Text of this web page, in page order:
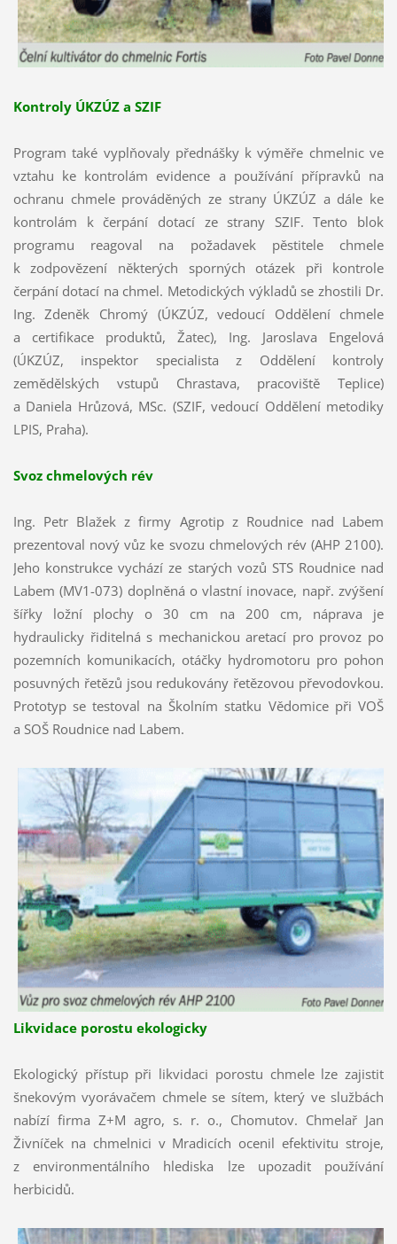
Kontroly ÚKZÚZ a SZIF
Program také vyplňovaly přednášky k výměře chmelnic ve
vztahu ke kontrolám evidence a používání přípravků na
ochranu chmele prováděných ze strany ÚKZÚZ a dále ke
kontrolám k čerpání dotací ze strany SZIF. Tento blok
programu reagoval na požadavek pěstitele chmele
k zodpovězení některých sporných otázek při kontrole
čerpání dotací na chmel. Metodických výkladů se zhostili Dr.
Ing. Zdeněk Chromý (ÚKZÚZ, vedoucí Oddělení chmele
a certifikace produktů, Žatec), Ing. Jaroslava Engelová
(ÚKZÚZ, inspektor specialista z Oddělení kontroly
zemědělských vstupů Chrastava, pracoviště Teplice)
a Daniela Hrůzová, MSc. (SZIF, vedoucí Oddělení metodiky
LPIS, Praha).
Svoz chmelových rév
Ing. Petr Blažek z firmy Agrotip z Roudnice nad Labem
prezentoval nový vůz ke svozu chmelových rév (AHP 2100).
Jeho konstrukce vychází ze starých vozů STS Roudnice nad
Labem (MV1-073) doplněná o vlastní inovace, např. zvýšení
šířky ložní plochy o 30 cm na 200 cm, náprava je
hydraulicky řiditelná s mechanickou aretací pro provoz po
pozemních komunikacích, otáčky hydromotoru pro pohon
posuvných řetězů jsou redukovány řetězovou převodovkou.
Prototyp se testoval na Školním statku Vědomice při VOŠ
a SOŠ Roudnice nad Labem.
Likvidace porostu ekologicky
Ekologický přístup při likvidaci porostu chmele lze zajistit
šnekovým vyorávačem chmele se sítem, který ve službách
nabízí firma Z+M agro, s. r. o., Chomutov. Chmelař Jan
Živníček na chmelnici v Mradicích ocenil efektivitu stroje,
z environmentálního hlediska lze upozadit používání
herbicidů.